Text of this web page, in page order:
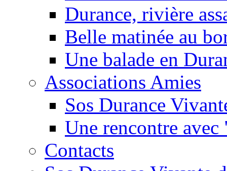
Durance, rivière
Belle matinée au
Une balade en
Associations Amies
Sos Durance
Une rencontre
Contacts